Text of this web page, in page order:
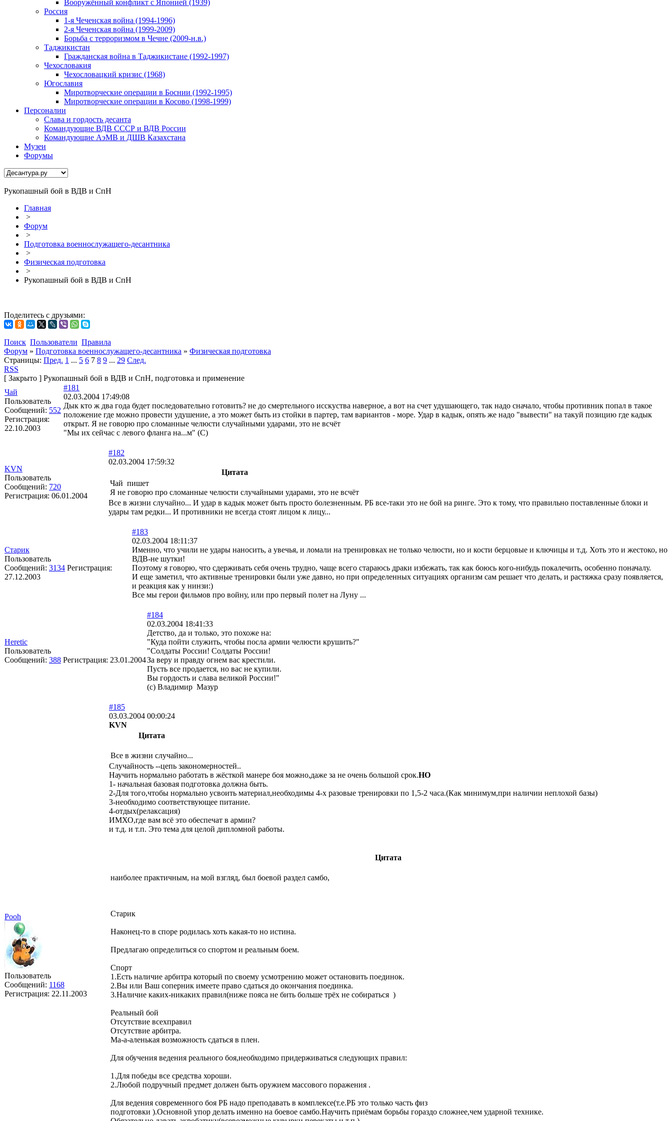
Вооружённый конфликт с Японией (1939)
Россия
1-я Чеченская война (1994-1996)
2-я Чеченская война (1999-2009)
Борьба с терроризмом в Чечне (2009-н.в.)
Таджикистан
Гражданская война в Таджикистане (1992-1997)
Чехословакия
Чехословацкий кризис (1968)
Югославия
Миротворческие операции в Боснии (1992-1995)
Миротворческие операции в Косово (1998-1999)
Персоналии
Слава и гордость десанта
Командующие ВДВ СССР и ВДВ России
Командующие АэМВ и ДШВ Казахстана
Музеи
Форумы
Рукопашный бой в ВДВ и СпН
Главная
>
Форум
>
Подготовка военнослужащего-десантника
>
Физическая подготовка
>
Рукопашный бой в ВДВ и СпН
Поделитесь с друзьями:
Поиск Пользователи Правила
Форум » Подготовка военнослужащего-десантника » Физическая подготовка
Страницы: Пред. 1 ... 5 6 7 8 9 ... 29 След.
RSS
[ Закрыто ] Рукопашный бой в ВДВ и СпН, подготовка и применение
Чай
Пользователь
Сообщений: 552
Регистрация:
22.10.2003
#181
02.03.2004 17:49:08
Дык кто ж два года будет последовательно готовить? не до смертельного исскуства наверное, а вот на счет удушающего, так надо сначало, чтобы противник попал в такое
положение где можно провести удушение, а это может быть из стойки в партер, там вариантов - море. Удар в кадык, опять же надо "вывести" на такуй позицию где кадык
открыт. Я не говорю про сломанные челюсти случайными ударами, это не всчёт
"Мы их сейчас с левого фланга на...м" (С)
KVN
Пользователь
Сообщений: 720
Регистрация: 06.01.2004
#182
02.03.2004 17:59:32
Цитата
Чай пишет
Я не говорю про сломанные челюсти случайными ударами, это не всчёт
Все в жизни случайно... И удар в кадык может быть просто болезненным. РБ все-таки это не бой на ринге. Это к тому, что правильно поставленные блоки и
удары там редки... И противники не всегда стоят лицом к лицу...
Старик
Пользователь
Сообщений: 3134 Регистрация:
27.12.2003
#183
02.03.2004 18:11:37
Именно, что учили не удары наносить, а увечья, и ломали на тренировках не только челюсти, но и кости берцовые и ключицы и т.д. Хоть это и жестоко, но
ВДВ-не шутки!
Поэтому я говорю, что сдерживать себя очень трудно, чаще всего стараюсь драки избежать, так как боюсь кого-нибудь покалечить, особенно поначалу.
И еще заметил, что активные тренировки были уже давно, но при определенных ситуациях организм сам решает что делать, и растяжка сразу появляется,
и реакция как у нинзи:)
Все мы герои фильмов про войну, или про первый полет на Луну ...
Heretic
Пользователь
Сообщений: 388 Регистрация: 23.01.2004
#184
02.03.2004 18:41:33
Детство, да и только, это похоже на:
"Куда пойти служить, чтобы посла армии челюсти крушить?"
"Солдаты России! Солдаты России!
За веру и правду огнем вас крестили.
Пусть все продается, но вас не купили.
Вы гордость и слава великой России!"
(с) Владимир Мазур
Pooh
Пользователь
Сообщений: 1168
Регистрация: 22.11.2003
#185
03.03.2004 00:00:24
KVN
Цитата
Все в жизни случайно...
Случайность --цепь закономерностей..
Научить нормально работать в жёсткой манере боя можно,даже за не очень большой срок.НО
1- начальная базовая подготовка должна быть.
2-Для того,чтобы нормально усвоить материал,необходимы 4-х разовые тренировки по 1,5-2 часа.(Как минимум,при наличии неплохой базы)
3-необходимо соответствующее питание.
4-отдых(релаксация)
ИМХО,где вам всё это обеспечат в армии?
и т.д. и т.п. Это тема для целой дипломной работы.
Цитата
наиболее практичным, на мой взгляд, был боевой раздел самбо,
Старик
Наконец-то в споре родилась хоть какая-то но истина.
Предлагаю определиться со спортом и реальным боем.
Спорт
1.Есть наличие арбитра который по своему усмотрению может остановить поединок.
2.Вы или Ваш соперник имеете право сдаться до окончания поединка.
3.Наличие каких-никаких правил(ниже пояса не бить больше трёх не собираться )
Реальный бой
Отсутствие всехправил
Отсутствие арбитра.
Ма-а-аленькая возможность сдаться в плен.
Для обучения ведения реального боя,необходимо придерживаться следующих правил:
1.Для победы все средства хороши.
2.Любой подручный предмет должен быть оружием массового поражения .
Для ведения современного боя РБ надо преподавать в комплексе(т.е.РБ это только часть физ
подготовки ).Основной упор делать именно на боевое самбо.Научить приёмам борьбы гораздо сложнее,чем ударной технике.